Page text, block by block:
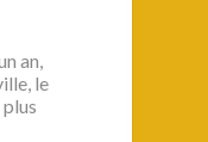
an,
le
plus